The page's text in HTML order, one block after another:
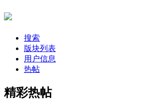
搜索
版块列表
用户信息
热帖
精彩热帖